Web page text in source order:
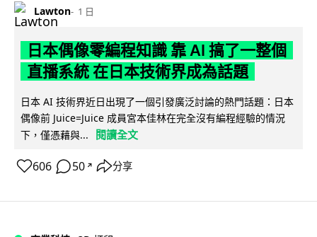
Lawton 1 日
日本偶像零編程知識 靠 AI 搞了一整個
直播系統 在日本技術界成為話題
日本 AI 技術界近日出現了一個引發廣泛討論的熱門話題：日本
偶像前 Juice=Juice 成員宮本佳林在完全沒有編程經驗的情況
下，僅憑藉與...
閱讀全文
606 50 ↗ 分享